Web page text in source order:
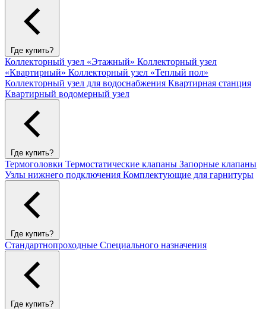
Где купить?
Коллекторный узел «Этажный» Коллекторный узел
«Квартирный» Коллекторный узел «Теплый пол»
Коллекторный узел для водоснабжения Квартирная станция
Квартирный водомерный узел
Где купить?
Термоголовки Термостатические клапаны Запорные клапаны
Узлы нижнего подключения Комплектующие для гарнитуры
Где купить?
Стандартнопроходные Специального назначения
Где купить?